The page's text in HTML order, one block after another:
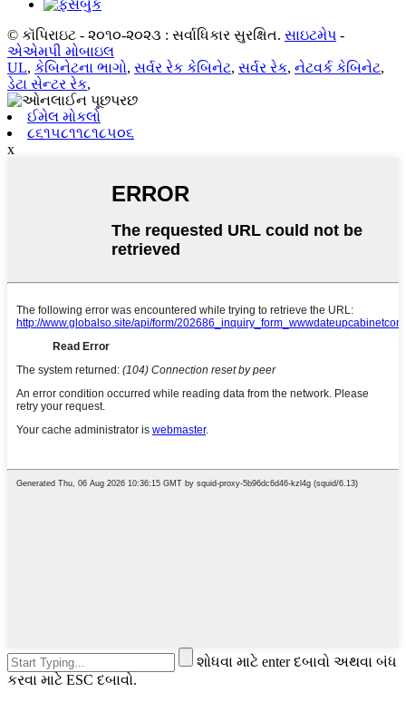
© કૉપિરાઇટ - ૨૦૧૦-૨૦૨૩ : સર્વાધિકાર સુરક્ષિત. સાઇટમેપ -
એએમપી મોબાઇલ
UL, કેબિનેટના ભાગો, સર્વર રેક કેબિનેટ, સર્વર રેક, નેટવર્ક કેબિનેટ,
ડેટા સેન્ટર રેક,
ઈમેલ મોકલો
૮૬૧૫૮૧૧૮૧૮૫૦૬
x
શોધવા માટે enter દબાવો અથવા બંધ
કરવા માટે ESC દબાવો.